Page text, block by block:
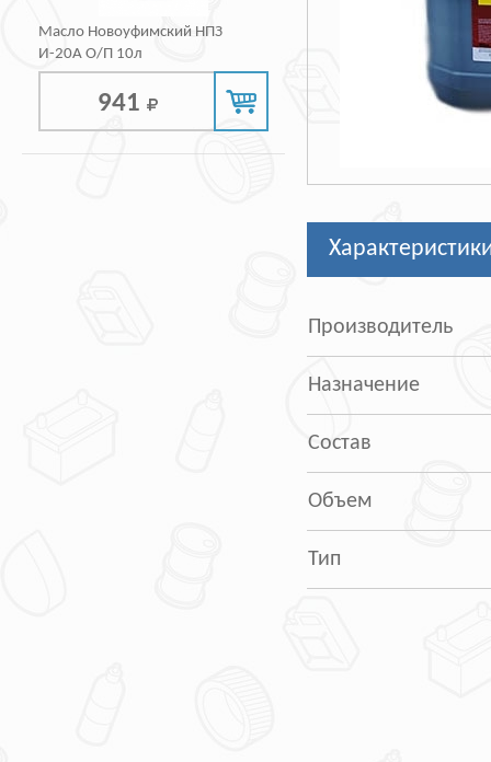
Масло Новоуфимский НПЗ
И-20А О/П 10л
941
Производитель
Назначение
Состав
Объем
Тип